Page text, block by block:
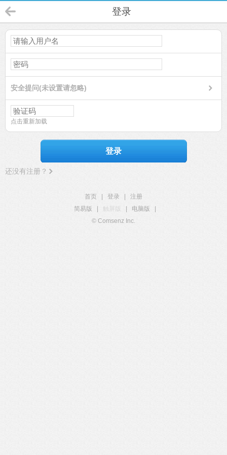
登录
安全提问(未设置请忽略)
点击重新加载
登录
还没有注册？
首页 登录
注册
简易版
触屏版 电脑版
© Comsenz Inc.